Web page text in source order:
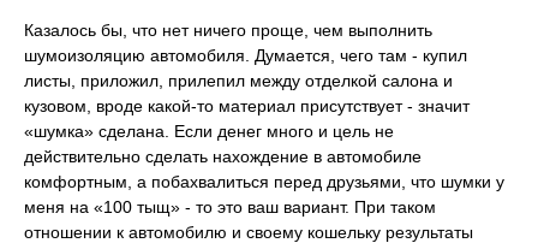
Казалось бы, что нет ничего проще, чем выполнить
шумоизоляцию автомобиля. Думается, чего там - купил
листы, приложил, прилепил между отделкой салона и
кузовом, вроде какой-то материал присутствует - значит
«шумка» сделана. Если денег много и цель не
действительно сделать нахождение в автомобиле
комфортным, а побахвалиться перед друзьями, что шумки у
меня на «100 тыщ» - то это ваш вариант. При таком
отношении к автомобилю и своему кошельку результаты